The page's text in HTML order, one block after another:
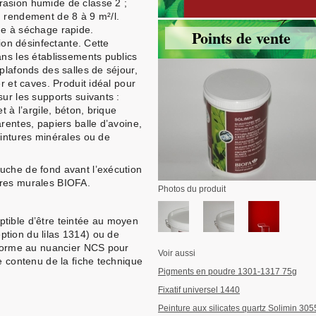
Points de vente
Photos du produit
Voir aussi
Pigments en poudre 1301-1317 75g
Fixatif universel 1440
Peinture aux silicates quartz Solimin
humide de classe 2 ;
de 8 à 9 m²/l.
à séchage rapide.
désinfectante. Cette
les établissements publics
des salles de séjour,
et caves. Produit idéal pour
les supports suivants :
à l’argile, béton, brique
papiers balle d’avoine,
minérales ou de
de fond avant l’exécution
murales BIOFA.
d’être teintée au moyen
du lilas 1314) ou de
au nuancier NCS pour
contenu de la fiche technique